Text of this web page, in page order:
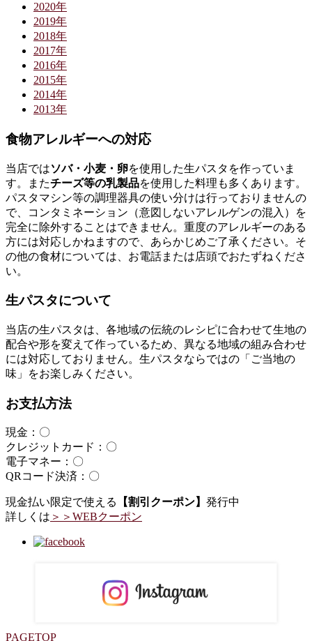
2020年
2019年
2018年
2017年
2016年
2015年
2014年
2013年
食物アレルギーへの対応
当店ではソバ・小麦・卵を使用した生パスタを作っていま
す。またチーズ等の乳製品を使用した料理も多くあります。
パスタマシン等の調理器具の使い分けは行っておりませんの
で、コンタミネーション（意図しないアレルゲンの混入）を
完全に除外することはできません。重度のアレルギーのある
方には対応しかねますので、あらかじめご了承ください。そ
の他の食材については、お電話または店頭でおたずねくださ
い。
生パスタについて
当店の生パスタは、各地域の伝統のレシピに合わせて生地の
配合や形を変えて作っているため、異なる地域の組み合わせ
には対応しておりません。生パスタならではの「ご当地の
味」をお楽しみください。
お支払方法
現金：〇
クレジットカード：〇
電子マネー：〇
QRコード決済：〇
現金払い限定で使える 【割引クーポン】 発行中
詳しくは ＞＞WEBクーポン
PAGETOP